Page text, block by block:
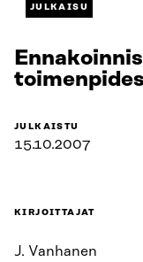
JULKAISU
JULKAISTU
15.10.2007
KIRJOITTAJAT
J. Vanhanen